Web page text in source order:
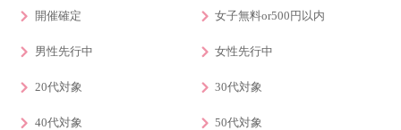
開催確定 女子無料or500円以内
男性先行中 女性先行中
20代対象 30代対象
40代対象 50代対象